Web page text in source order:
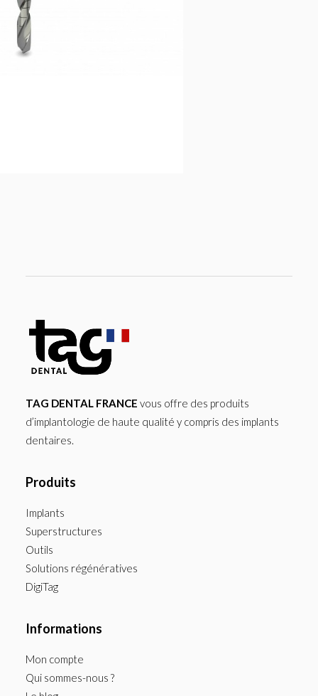
TAG DENTAL FRANCE vous offre des produits
d’implantologie de haute qualité y compris des implants
dentaires.
Produits
Implants
Superstructures
Outils
Solutions régénératives
DigiTag
Informations
Mon compte
Qui sommes-nous ?